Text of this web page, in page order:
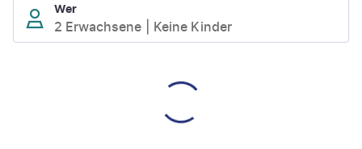
Wer
2 Erwachsene Keine Kinder